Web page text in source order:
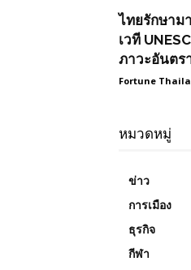
ไทยรักษาม
เวที
ภาวะอันตร
Fortune
หมวดหมู่
ข่าว
การเมือง
ธุรกิจ
กีฬา